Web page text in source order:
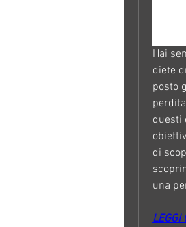
Hai
diete
posto
questi
di
una
LEGGI